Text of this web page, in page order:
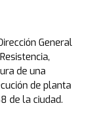
General
de una
de planta
de la ciudad.